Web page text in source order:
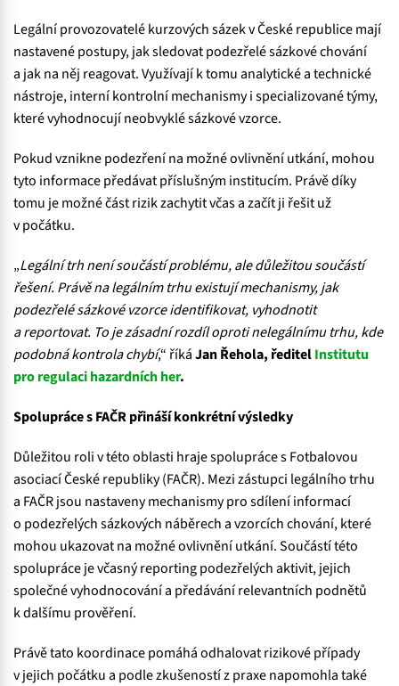
Legální provozovatelé kurzových sázek v České republice mají
nastavené postupy, jak sledovat podezřelé sázkové chování
a jak na něj reagovat. Využívají k tomu analytické a technické
nástroje, interní kontrolní mechanismy i specializované týmy,
které vyhodnocují neobvyklé sázkové vzorce.
Pokud vznikne podezření na možné ovlivnění utkání, mohou
tyto informace předávat příslušným institucím. Právě díky
tomu je možné část rizik zachytit včas a začít ji řešit už
v počátku.
„Legální trh není součástí problému, ale důležitou součástí
řešení. Právě na legálním trhu existují mechanismy, jak
podezřelé sázkové vzorce identifikovat, vyhodnotit
a reportovat. To je zásadní rozdíl oproti nelegálnímu trhu, kde
podobná kontrola chybí,“ říkáJan Řehola, ředitelInstitutu
pro regulaci hazardních her.
Spolupráce s FAČR přináší konkrétní výsledky
Důležitou roli v této oblasti hraje spolupráce s Fotbalovou
asociací České republiky (FAČR). Mezi zástupci legálního trhu
a FAČR jsou nastaveny mechanismy pro sdílení informací
o podezřelých sázkových náběrech a vzorcích chování, které
mohou ukazovat na možné ovlivnění utkání. Součástí této
spolupráce je včasný reporting podezřelých aktivit, jejich
společné vyhodnocování a předávání relevantních podnětů
k dalšímu prověření.
Právě tato koordinace pomáhá odhalovat rizikové případy
v jejich počátku a podle zkušeností z praxe napomohla také